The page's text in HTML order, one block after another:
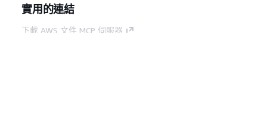
實用的連結
下載 AWS 文件 MCP 伺服器